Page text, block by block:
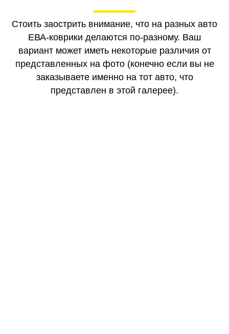
Стоить заострить внимание, что на разных авто
ЕВА-коврики делаются по-разному. Ваш
вариант может иметь некоторые различия от
представленных на фото (конечно если вы не
заказываете именно на тот авто, что
представлен в этой галерее).